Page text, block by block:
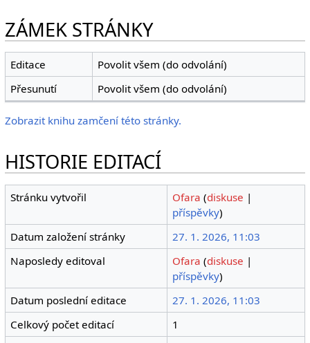
ZÁMEK STRÁNKY
Editace
Povolit všem (do odvolání)
Přesunutí
Povolit všem (do odvolání)
Zobrazit knihu zamčení této stránky.
HISTORIE EDITACÍ
Stránku vytvořil Ofara (diskuse |
příspěvky)
Datum založení stránky
27. 1. 2026, 11:03
Naposledy editoval
Ofara (diskuse |
příspěvky)
Datum poslední editace
27. 1. 2026, 11:03
Celkový počet editací
1